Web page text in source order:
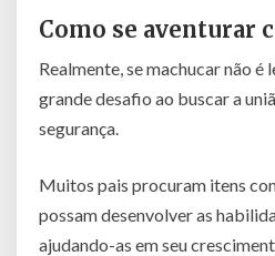
Como se aventurar
Realmente, se machucar não é
grande desafio ao buscar a
segurança.
Muitos pais procuram itens
possam desenvolver as
ajudando-as em seu